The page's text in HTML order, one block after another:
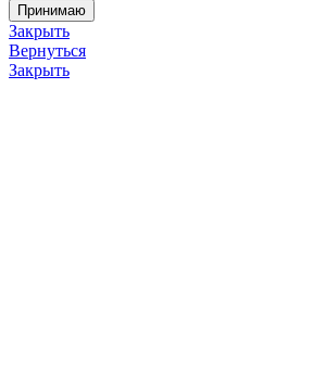
Принимаю
Закрыть
Вернуться
Закрыть